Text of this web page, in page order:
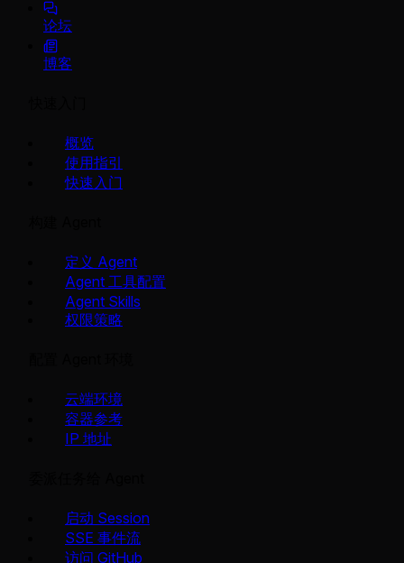
论坛
博客
概览
使用指引
快速入门
定义 Agent
Agent 工具配置
Agent Skills
权限策略
云端环境
容器参考
IP 地址
启动 Session
SSE 事件流
访问 GitHub